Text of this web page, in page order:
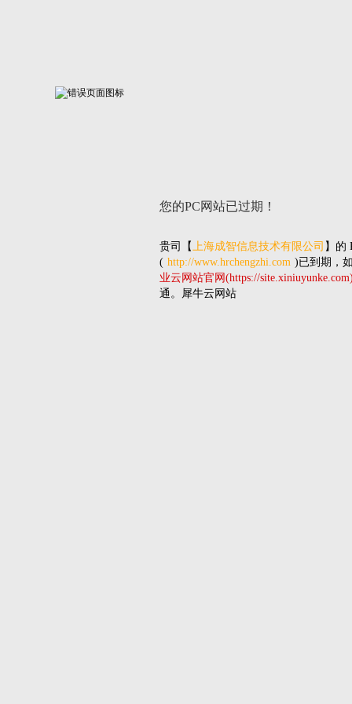
您的PC网站已过期！
贵司 【上海成智信息技术有限公司 】的
( http://www.hrchengzhi.com )已到期，
业云网站官网(https://
通。犀牛云网站